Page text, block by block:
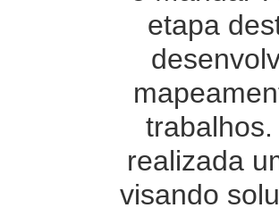
etapa
realizada
visando